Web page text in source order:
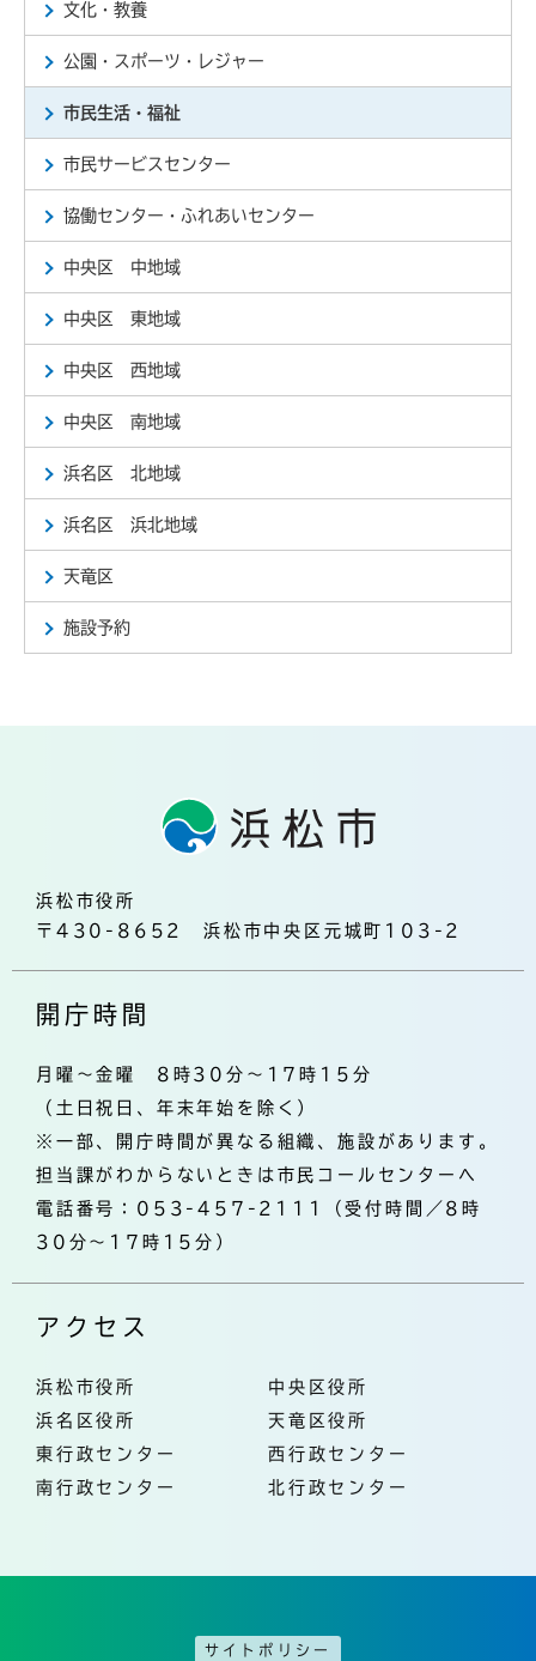
文化・教養
公園・スポーツ・レジャー
市民生活・福祉
市民サービスセンター
協働センター・ふれあいセンター
中央区 中地域
中央区 東地域
中央区 西地域
中央区 南地域
浜名区 北地域
浜名区 浜北地域
天竜区
施設予約
浜松市役所
〒430-8652 浜松市中央区元城町103-2
開庁時間
月曜～金曜 8時30分～17時15分
（土日祝日、年末年始を除く）
※一部、開庁時間が異なる組織、施設があります。
担当課がわからないときは市民コールセンターへ
電話番号：053-457-2111（受付時間／8時
30分～17時15分）
アクセス
浜松市役所
中央区役所
浜名区役所
天竜区役所
東行政センター
西行政センター
南行政センター
北行政センター
サイトポリシー